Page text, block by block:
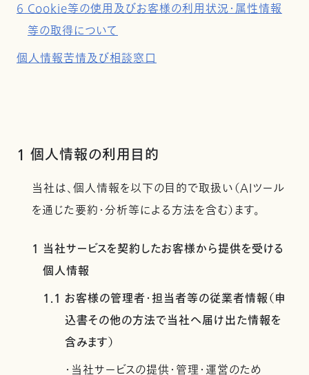
6 Cookie等の使用及びお客様の利用状況・属性情報
等の取得について
個人情報苦情及び相談窓口
1 個人情報の利用目的
当社は、個人情報を以下の目的で取扱い（AIツール
を通じた要約・分析等による方法を含む）ます。
1 当社サービスを契約したお客様から提供を受ける
個人情報
1.1 お客様の管理者・担当者等の従業者情報（申
込書その他の方法で当社へ届け出た情報を
含みます）
・当社サービスの提供・管理・運営のため